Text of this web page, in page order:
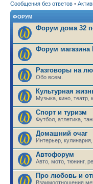
Сообщения без ответов •
ФОРУМ
Форум дома 32
Форум
Разговоры на
Обо всем.
Культурная
Музыка, кино, театр,
Спорт и туризм
Футбол, атлетика,
Домашний очаг
Интерьер,
Автофорум
Авто, мото, тюнинг,
Про любовь и
Взаимоотношения